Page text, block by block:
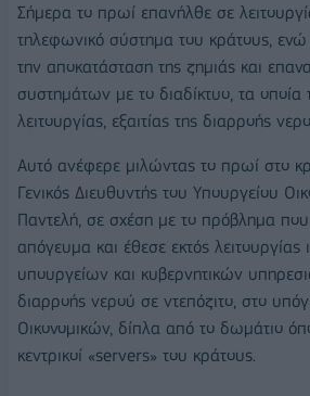
Σήμερα το πρωί επανήλθε σε
τηλεφωνικό σύστημα του κράτους, ενώ
την αποκατάσταση της ζημιάς και
συστημάτων με το διαδίκτυο, τα οποία
λειτουργίας, εξαιτίας της διαρροής
Αυτό ανέφερε μιλώντας το πρωί στο
Γενικός Διευθυντής του Υπουργείου
Παντελή, σε σχέση με το πρόβλημα
απόγευμα και έθεσε εκτός λειτουργίας
υπουργείων και κυβερνητικών
διαρροής νερού σε ντεπόζιτο, στο
Οικονομικών, δίπλα από το δωμάτιο
κεντρικοί «servers» του κράτους.